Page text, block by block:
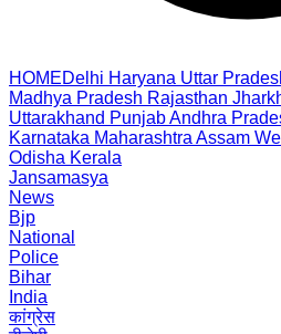
HOMEDelhi Haryana Uttar
Madhya Pradesh Rajasthan
Uttarakhand PunjabAndhra
Karnataka Maharashtra Assam
Odisha Kerala
Jansamasya
News
Bjp
National
Police
Bihar
India
कांग्रेस